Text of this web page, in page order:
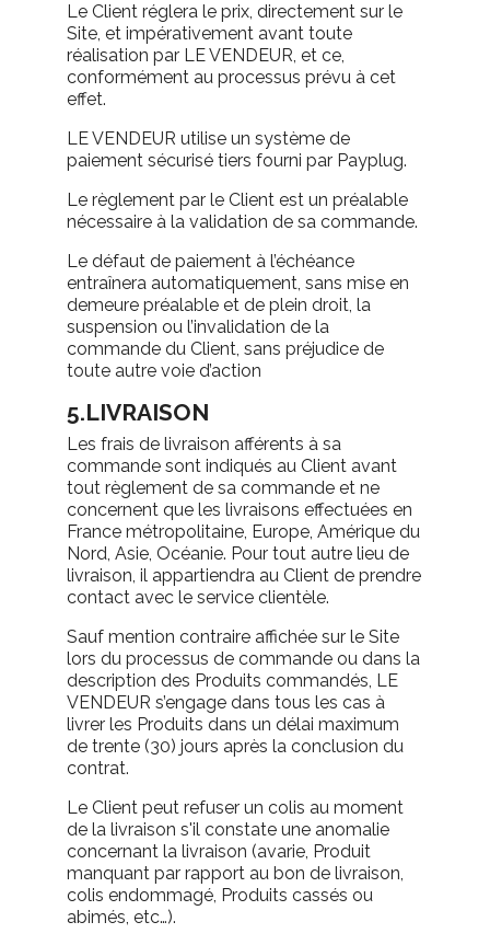
Le Client réglera le prix, directement sur le
Site, et impérativement avant toute
réalisation par LE VENDEUR, et ce,
conformément au processus prévu à cet
effet.
LE VENDEUR utilise un système de
paiement sécurisé tiers fourni par Payplug.
Le règlement par le Client est un préalable
nécessaire à la validation de sa commande.
Le défaut de paiement à l’échéance
entraînera automatiquement, sans mise en
demeure préalable et de plein droit, la
suspension ou l’invalidation de la
commande du Client, sans préjudice de
toute autre voie d’action
5.LIVRAISON
Les frais de livraison afférents à sa
commande sont indiqués au Client avant
tout règlement de sa commande et ne
concernent que les livraisons effectuées en
France métropolitaine, Europe, Amérique du
Nord, Asie, Océanie. Pour tout autre lieu de
livraison, il appartiendra au Client de prendre
contact avec le service clientèle.
Sauf mention contraire affichée sur le Site
lors du processus de commande ou dans la
description des Produits commandés, LE
VENDEUR s’engage dans tous les cas à
livrer les Produits dans un délai maximum
de trente (30) jours après la conclusion du
contrat.
Le Client peut refuser un colis au moment
de la livraison s'il constate une anomalie
concernant la livraison (avarie, Produit
manquant par rapport au bon de livraison,
colis endommagé, Produits cassés ou
abimés, etc…).